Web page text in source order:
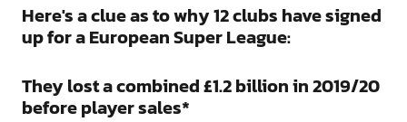
Here's a clue as to why 12 clubs have signed
up for a European Super League:
They lost a combined £1.2 billion in 2019/20
before player sales*